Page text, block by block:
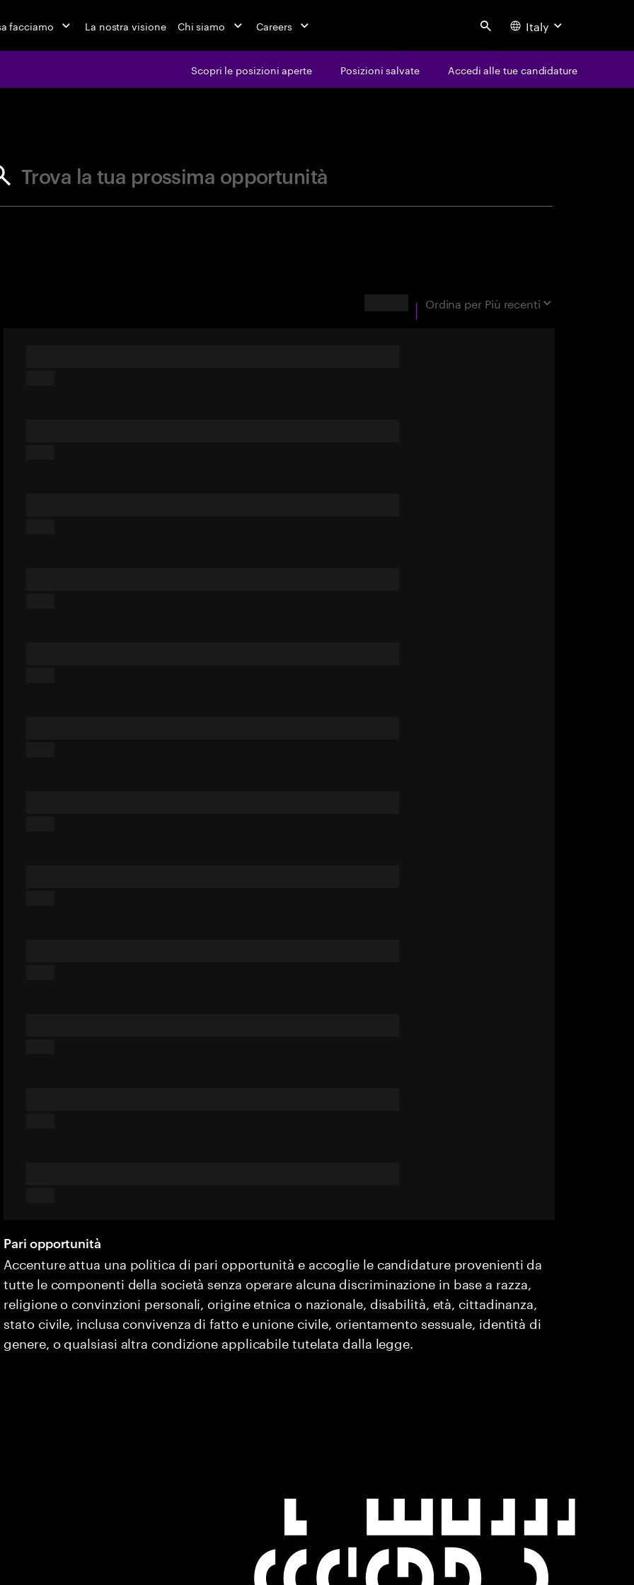
facciamo La nostra visione Chi siamo Careers Search Italy
Scopri le posizioni aperte Posizioni salvate Accedi alle tue candidature
Trova la tua prossima opportunità
Ordina per Più recenti
Pari opportunità
Accenture attua una politica di pari opportunità e accoglie le candidature provenienti da
tutte le componenti della società senza operare alcuna discriminazione in base a razza,
religione o convinzioni personali, origine etnica o nazionale, disabilità, età, cittadinanza,
stato civile, inclusa convivenza di fatto e unione civile, orientamento sessuale, identità di
genere, o qualsiasi altra condizione applicabile tutelata dalla legge.